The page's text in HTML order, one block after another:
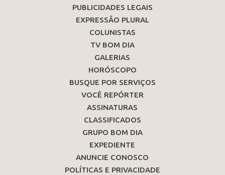
PUBLICIDADES LEGAIS
EXPRESSÃO PLURAL
COLUNISTAS
TV BOM DIA
GALERIAS
HORÓSCOPO
BUSQUE POR SERVIÇOS
VOCÊ REPÓRTER
ASSINATURAS
CLASSIFICADOS
GRUPO BOM DIA
EXPEDIENTE
ANUNCIE CONOSCO
POLÍTICAS E PRIVACIDADE